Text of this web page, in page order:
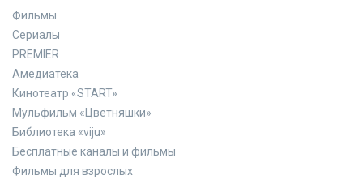
Фильмы
Сериалы
PREMIER
Амедиатека
Кинотеатр «START»
Мульфильм «Цветняшки»
Библиотека «viju»
Бесплатные каналы и фильмы
Фильмы для взрослых